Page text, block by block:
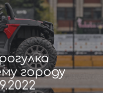
городу